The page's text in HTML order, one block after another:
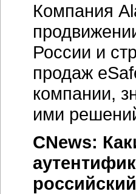
Компания
России и
продаж
компании,
ими
CNews: